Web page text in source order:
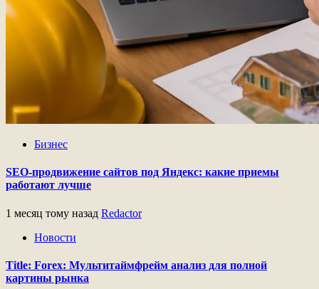
Бизнес
SEO-продвижение сайтов под Яндекс: какие приемы
работают лучше
1 месяц тому назад Redactor
Новости
Title: Forex: Мультитаймфрейм анализ для полной
картины рынка